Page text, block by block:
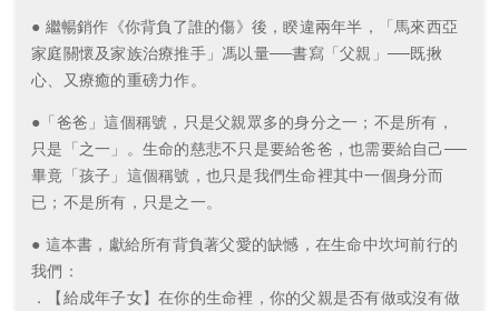
● 繼暢銷作《你背負了誰的傷》後，睽違兩年半，「馬來西亞
家庭關懷及家族治療推手」馮以量──書寫「父親」──既揪
心、又療癒的重磅力作。
●「爸爸」這個稱號，只是父親眾多的身分之一；不是所有，
只是「之一」。生命的慈悲不只是要給爸爸，也需要給自己──
畢竟「孩子」這個稱號，也只是我們生命裡其中一個身分而
已；不是所有，只是之一。
● 這本書，獻給所有背負著父愛的缺憾，在生命中坎坷前行的
我們：
．【給成年子女】在你的生命裡，你的父親是否有做或沒有做